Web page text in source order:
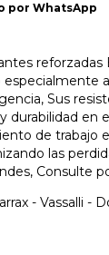
por WhatsApp
reforzadas
especialmente
Sus
durabilidad en
de trabajo
las
Consulte
- Vassalli -